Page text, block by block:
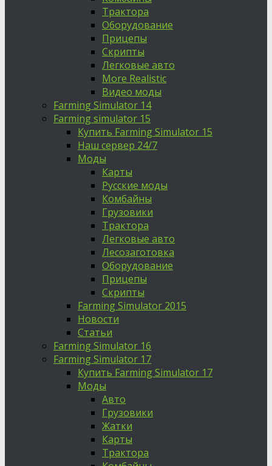
Трактора
Оборудование
Прицепы
Скрипты
Легковые авто
More Realistic
Видео моды
Farming Simulator 14
Farming simulator 15
Купить Farming Simulator 15
Наш сервер 24/7
Моды
Карты
Русские моды
Комбайны
Грузовики
Трактора
Легковые авто
Лесозаготовка
Оборудование
Прицепы
Скрипты
Farming Simulator 2015
Новости
Статьи
Farming Simulator 16
Farming Simulator 17
Купить Farming Simulator 17
Моды
Авто
Грузовики
Жатки
Карты
Трактора